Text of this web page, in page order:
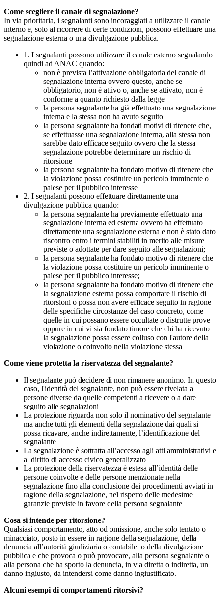
Come scegliere il canale di segnalazione?
In via prioritaria, i segnalanti sono incoraggiati a utilizzare il canale
interno e, solo al ricorrere di certe condizioni, possono effettuare una
segnalazione esterna o una divulgazione pubblica.
1. I segnalanti possono utilizzare il canale esterno segnalando
quindi ad ANAC quando:
non è prevista l’attivazione obbligatoria del canale di
segnalazione interna ovvero questo, anche se
obbligatorio, non è attivo o, anche se attivato, non è
conforme a quanto richiesto dalla legge
la persona segnalante ha già effettuato una segnalazione
interna e la stessa non ha avuto seguito
la persona segnalante ha fondati motivi di ritenere che,
se effettuasse una segnalazione interna, alla stessa non
sarebbe dato efficace seguito ovvero che la stessa
segnalazione potrebbe determinare un rischio di
ritorsione
la persona segnalante ha fondato motivo di ritenere che
la violazione possa costituire un pericolo imminente o
palese per il pubblico interesse
2. I segnalanti possono effettuare direttamente una
divulgazione pubblica quando:
la persona segnalante ha previamente effettuato una
segnalazione interna ed esterna ovvero ha effettuato
direttamente una segnalazione esterna e non è stato dato
riscontro entro i termini stabiliti in merito alle misure
previste o adottate per dare seguito alle segnalazioni;
la persona segnalante ha fondato motivo di ritenere che
la violazione possa costituire un pericolo imminente o
palese per il pubblico interesse;
la persona segnalante ha fondato motivo di ritenere che
la segnalazione esterna possa comportare il rischio di
ritorsioni o possa non avere efficace seguito in ragione
delle specifiche circostanze del caso concreto, come
quelle in cui possano essere occultate o distrutte prove
oppure in cui vi sia fondato timore che chi ha ricevuto
la segnalazione possa essere colluso con l'autore della
violazione o coinvolto nella violazione stessa
Come viene protetta la riservatezza del segnalante?
Il segnalante può decidere di non rimanere anonimo. In questo
caso, l'identità del segnalante, non può essere rivelata a
persone diverse da quelle competenti a ricevere o a dare
seguito alle segnalazioni
La protezione riguarda non solo il nominativo del segnalante
ma anche tutti gli elementi della segnalazione dai quali si
possa ricavare, anche indirettamente, l’identificazione del
segnalante
La segnalazione è sottratta all’accesso agli atti amministrativi e
al diritto di accesso civico generalizzato
La protezione della riservatezza è estesa all’identità delle
persone coinvolte e delle persone menzionate nella
segnalazione fino alla conclusione dei procedimenti avviati in
ragione della segnalazione, nel rispetto delle medesime
garanzie previste in favore della persona segnalante
Cosa si intende per ritorsione?
Qualsiasi comportamento, atto od omissione, anche solo tentato o
minacciato, posto in essere in ragione della segnalazione, della
denuncia all’autorità giudiziaria o contabile, o della divulgazione
pubblica e che provoca o può provocare, alla persona segnalante o
alla persona che ha sporto la denuncia, in via diretta o indiretta, un
danno ingiusto, da intendersi come danno ingiustificato.
Alcuni esempi di comportamenti ritorsivi?